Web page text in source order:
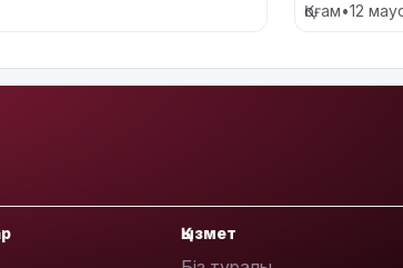
Қоғам•12
Қызмет